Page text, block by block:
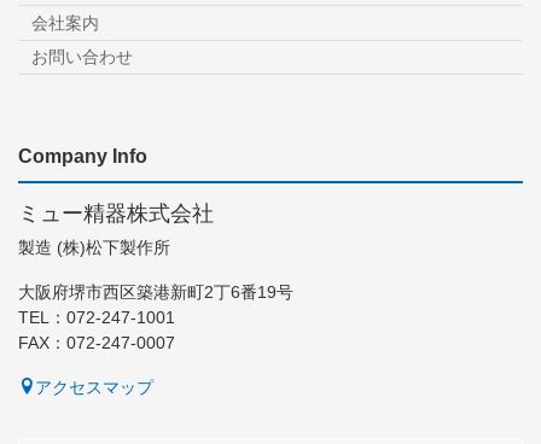
会社案内
お問い合わせ
Company Info
ミュー精器株式会社
製造 (株)松下製作所
大阪府堺市西区築港新町2丁6番19号
TEL：072-247-1001
FAX：072-247-0007
アクセスマップ